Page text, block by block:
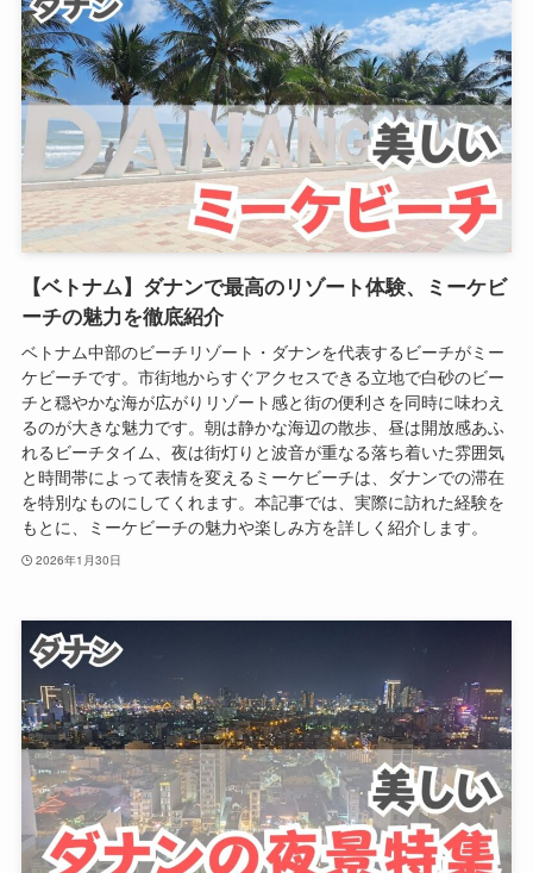
【ベトナム】ダナンで最高のリゾート体験、ミーケビ
ーチの魅力を徹底紹介
ベトナム中部のビーチリゾート・ダナンを代表するビーチがミー
ケビーチです。市街地からすぐアクセスできる立地で白砂のビー
チと穏やかな海が広がりリゾート感と街の便利さを同時に味わえ
るのが大きな魅力です。朝は静かな海辺の散歩、昼は開放感あふ
れるビーチタイム、夜は街灯りと波音が重なる落ち着いた雰囲気
と時間帯によって表情を変えるミーケビーチは、ダナンでの滞在
を特別なものにしてくれます。本記事では、実際に訪れた経験を
もとに、ミーケビーチの魅力や楽しみ方を詳しく紹介します。
2026年1月30日